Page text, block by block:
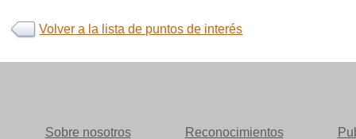
Volver a la lista de puntos de interés
Sobre nosotros Reconocimientos